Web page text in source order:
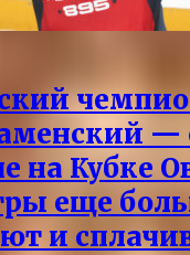
—
на Кубке
еще
и